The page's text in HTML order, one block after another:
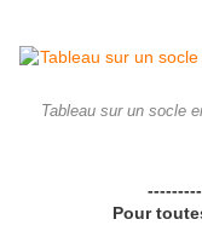
Tableau sur un socle
Pour